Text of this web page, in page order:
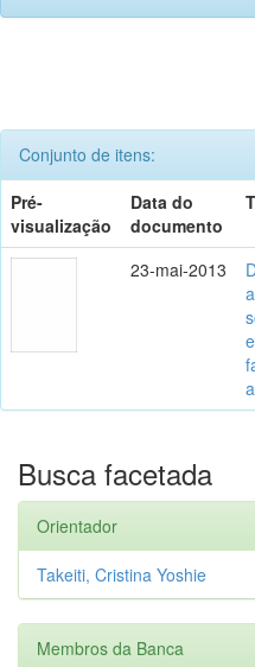
Conjunto de itens:
Pré-
visualização
Data do
documento
23-mai-2013
Busca facetada
Orientador
Takeiti, Cristina Yoshie
Membros da Banca